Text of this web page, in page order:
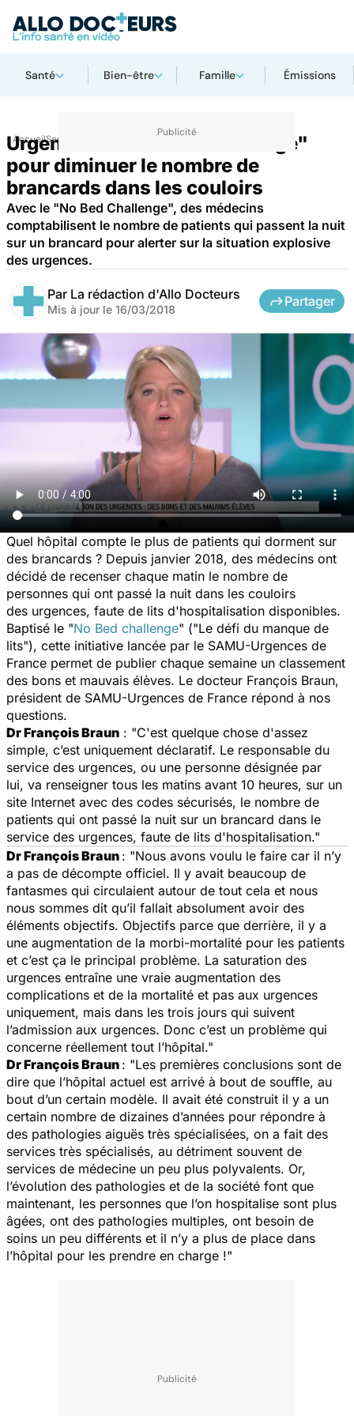
Santé Bien-être Famille Émissions
AccueilSanté
Urgences : le "no bed challenge"
pour diminuer le nombre de
brancards dans les couloirs
Avec le "No Bed Challenge", des médecins
comptabilisent le nombre de patients qui passent la nuit
sur un brancard pour alerter sur la situation explosive
des urgences.
Par La rédaction d'Allo Docteurs
Mis à jour le 16/03/2018
Partager
Quel hôpital compte le plus de patients qui dorment sur
des brancards ? Depuis janvier 2018, des médecins ont
décidé de recenser chaque matin le nombre de
personnes qui ont passé la nuit dans les couloirs
des urgences, faute de lits d'hospitalisation disponibles.
Baptisé le "No Bed challenge" ("Le défi du manque de
lits"), cette initiative lancée par le SAMU-Urgences de
France permet de publier chaque semaine un classement
des bons et mauvais élèves. Le docteur François Braun,
président de SAMU-Urgences de France répond à nos
questions.
Dr François Braun : "C'est quelque chose d'assez
simple, c’est uniquement déclaratif. Le responsable du
service des urgences, ou une personne désignée par
lui, va renseigner tous les matins avant 10 heures, sur un
site Internet avec des codes sécurisés, le nombre de
patients qui ont passé la nuit sur un brancard dans le
service des urgences, faute de lits d'hospitalisation."
Dr François Braun : "Nous avons voulu le faire car il n’y
a pas de décompte officiel. Il y avait beaucoup de
fantasmes qui circulaient autour de tout cela et nous
nous sommes dit qu’il fallait absolument avoir des
éléments objectifs. Objectifs parce que derrière, il y a
une augmentation de la morbi-mortalité pour les patients
et c’est ça le principal problème. La saturation des
urgences entraîne une vraie augmentation des
complications et de la mortalité et pas aux urgences
uniquement, mais dans les trois jours qui suivent
l’admission aux urgences. Donc c’est un problème qui
concerne réellement tout l’hôpital."
Dr François Braun : "Les premières conclusions sont de
dire que l’hôpital actuel est arrivé à bout de souffle, au
bout d’un certain modèle. Il avait été construit il y a un
certain nombre de dizaines d’années pour répondre à
des pathologies aiguës très spécialisées, on a fait des
services très spécialisés, au détriment souvent de
services de médecine un peu plus polyvalents. Or,
l’évolution des pathologies et de la société font que
maintenant, les personnes que l’on hospitalise sont plus
âgées, ont des pathologies multiples, ont besoin de
soins un peu différents et il n’y a plus de place dans
l’hôpital pour les prendre en charge !"